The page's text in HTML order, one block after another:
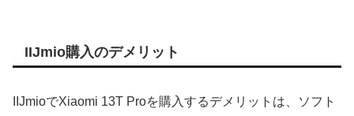
IIJmio購入のデメリット
IIJmioでXiaomi 13T Proを購入するデメリットは、ソフト